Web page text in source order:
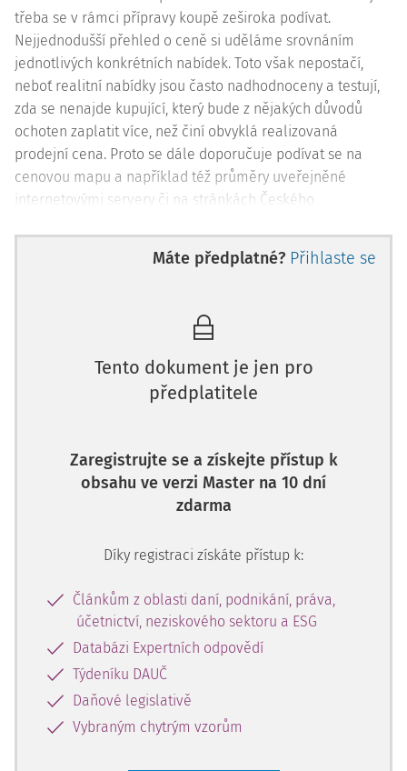
třeba se v rámci přípravy koupě zeširoka podívat.
Nejjednodušší přehled o ceně si uděláme srovnáním
jednotlivých konkrétních nabídek. Toto však nepostačí,
neboť realitní nabídky jsou často nadhodnoceny a testují,
zda se nenajde kupující, který bude z nějakých důvodů
ochoten zaplatit více, než činí obvyklá realizovaná
prodejní cena. Proto se dále doporučuje podívat se na
cenovou mapu a například též průměry uveřejněné
internetovými servery či na stránkách Českého
vysněnou nemovitostí často převládají emoce, a jsme tak
neodpovídá realitě. Navíc se jedná o obrovské objemy
finančních prostředků. Zkrátka to není tak, jako když se
rozhodneme koupit si dražší mobilní telefon. Po
objektivním zhodnocení ceny nemovitosti může dojít k
závěrečné korekci prostřednictvím vyjednávání s
Máte předplatné? Přihlaste se
Tento dokument je jen pro
předplatitele
Zaregistrujte se a získejte přístup k
obsahu ve verzi Master na 10 dní
zdarma
Díky registraci získáte přístup k:
Článkům z oblasti daní, podnikání, práva,
účetnictví, neziskového sektoru a ESG
Databázi Expertních odpovědí
Týdeníku DAUČ
Daňové legislativě
Vybraným chytrým vzorům